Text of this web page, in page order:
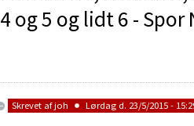
4 og 5 og lidt 6 - Spor
Skrevet afjoh Lørdag d. 23/5/2015 -